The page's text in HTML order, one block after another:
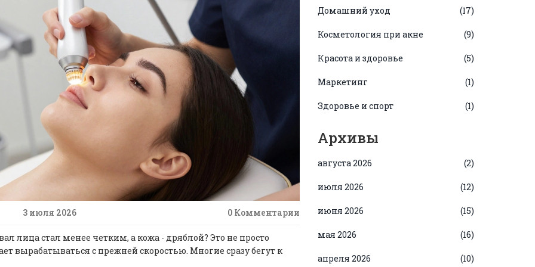
3 июля 2026 0 Комментарии
лица стал менее четким, а кожа - дряблой? Это не просто
вырабатываться с прежней скоростью. Многие сразу бегут к
Домашний уход (17)
Косметология при акне (9)
Красота и здоровье (5)
Маркетинг (1)
Здоровье и спорт (1)
Архивы
августа 2026 (2)
июля 2026 (12)
июня 2026 (15)
мая 2026 (16)
апреля 2026 (10)